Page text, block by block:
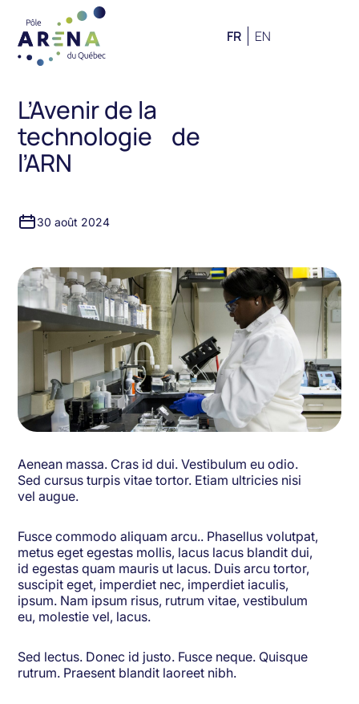
FR EN
L’Avenir de la
technologie de
l’ARN
30 août 2024
Aenean massa. Cras id dui. Vestibulum eu odio.
Sed cursus turpis vitae tortor. Etiam ultricies nisi
vel augue.
Fusce commodo aliquam arcu.. Phasellus volutpat,
metus eget egestas mollis, lacus lacus blandit dui,
id egestas quam mauris ut lacus. Duis arcu tortor,
suscipit eget, imperdiet nec, imperdiet iaculis,
ipsum. Nam ipsum risus, rutrum vitae, vestibulum
eu, molestie vel, lacus.
Sed lectus. Donec id justo. Fusce neque. Quisque
rutrum. Praesent blandit laoreet nibh.